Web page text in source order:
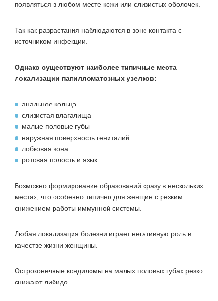
появляться в любом месте кожи или слизистых оболочек.
Так как разрастания наблюдаются в зоне контакта с
источником инфекции.
Однако существуют наиболее типичные места
локализации папилломатозных узелков:
анальное кольцо
слизистая влагалища
малые половые губы
наружная поверхность гениталий
лобковая зона
ротовая полость и язык
Возможно формирование образований сразу в нескольких
местах, что особенно типично для женщин с резким
снижением работы иммунной системы.
Любая локализация болезни играет негативную роль в
качестве жизни женщины.
Остроконечные кондиломы на малых половых губах резко
снижают либидо.